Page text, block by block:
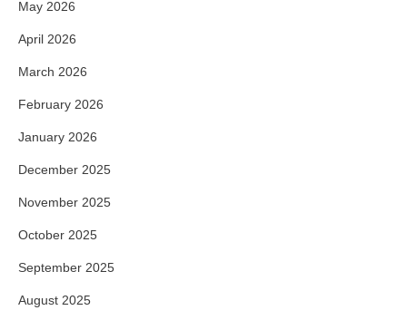
May 2026
April 2026
March 2026
February 2026
January 2026
December 2025
November 2025
October 2025
September 2025
August 2025